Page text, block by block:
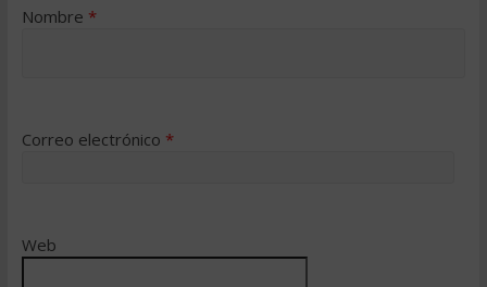
Nombre *
Correo electrónico *
Web